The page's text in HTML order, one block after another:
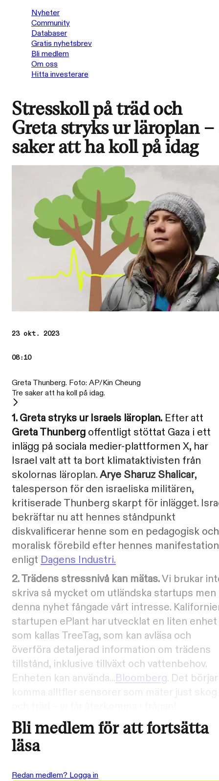
Nyheter
Community
Databaser
Gratis nyhetsbrev
Bli medlem
Om oss
Hitta investerare
Stresskoll på träd och
Greta stryks ur läroplan –
saker att ha koll på idag
23 okt. 2023
08:10
Greta Thunberg. Foto: AP/Kin Cheung
Tre saker att ha koll på idag.
1. Greta stryks ur Israels läroplan. Efter att
Greta Thunberg offentligt stöttat Gaza i ett
inlägg på sociala medier-plattformen X, har
Israel valt att ta bort klimataktivisten från
skolornas läroplan.Arye Sharuz Shalicar,
talesperson för den israeliska militären,
kritiserade Thunberg skarpt för inlägget.
bekräftar nu att hennes ståndpunkt
diskvalificerar henne som en pedagogisk och
moralisk förebild efter hennes
enligt Dagens Industri.
2.Trädens stressnivå kan mätas.Vi brukar
skriva så mycket om utländska startups men
denna nyhet fångade vårt intresse.
startupen ePlant har utvecklat en liten enhet
som kallas TreeTag, som kan avläsa och
överföra detaljerad information om trädens
tillstånd, inklusive tillväxt och vattenbehov.
Enheten kan använda...Bloomberg. Det börjar
Bli medlem för att fortsätta
läsa
Redan medlem? Logga in